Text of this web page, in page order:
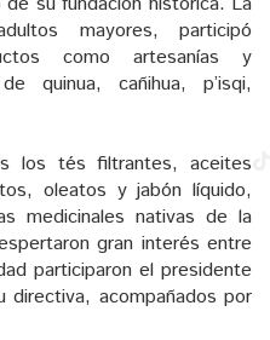
mayores, participó
como artesanías y
quinua, cañihua, p’isqi,
los tés filtrantes, aceites
oleatos y jabón líquido,
medicinales nativas de la
gran interés entre
participaron el presidente
acompañados por